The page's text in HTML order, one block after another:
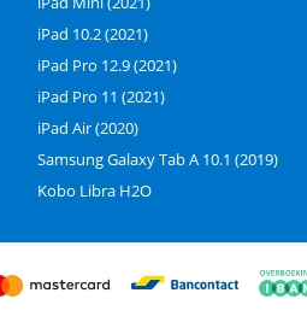
iPad 10.2 (2021)
iPad Pro 12.9 (2021)
iPad Pro 11 (2021)
iPad Air (2020)
Samsung Galaxy Tab A 10.1 (2019)
Kobo Libra H2O